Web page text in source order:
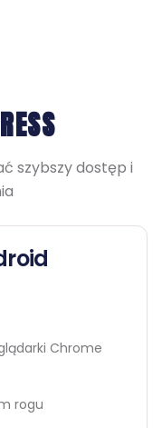
szybszy dostęp i
Chrome
rogu